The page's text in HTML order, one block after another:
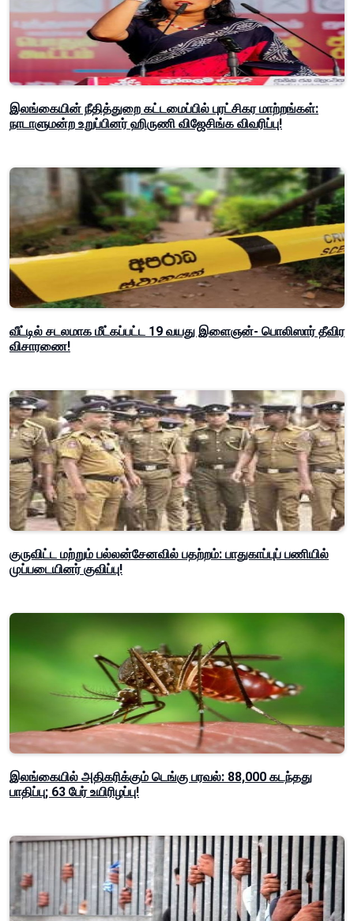
இலங்கையின் நீதித்துறை கட்டமைப்பில் புரட்சிகர மாற்றங்கள்:
நாடாளுமன்ற உறுப்பினர் ஹிருணி விஜேசிங்க விவரிப்பு!
வீட்டில் சடலமாக மீட்கப்பட்ட 19 வயது இளைஞன்- பொலிஸார் தீவிர
விசாரணை!
குருவிட்ட மற்றும் பல்லன்சேனவில் பதற்றம்: பாதுகாப்புப் பணியில்
முப்படையினர் குவிப்பு!
இலங்கையில் அதிகரிக்கும் டெங்கு பரவல்: 88,000 கடந்தது
பாதிப்பு; 63 பேர் உயிரிழப்பு!